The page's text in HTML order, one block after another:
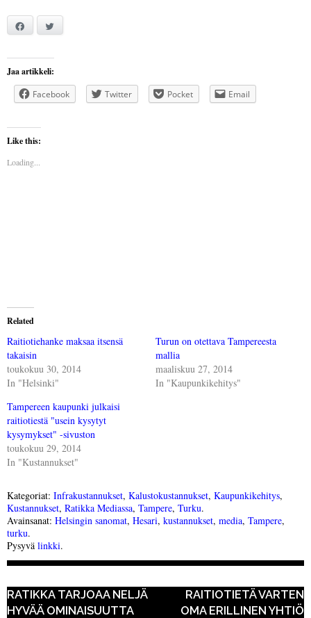
Facebook
Jaa artikkeli:
Facebook
Twitter Pocket Email
Like this:
Loading...
Related
Raitiotiehanke maksaa itsensä
takaisin
toukokuu 30, 2014
In "Helsinki"
Turun on otettava Tampereesta
mallia
maaliskuu 27, 2014
In "Kaupunkikehitys"
Tampereen kaupunki julkaisi
raitiotiestä "usein kysytyt
kysymykset" -sivuston
toukokuu 29, 2014
In "Kustannukset"
Kategoriat: Infrakustannukset, Kalustokustannukset, Kaupunkikehitys,
Kustannukset, Ratikka Mediassa, Tampere, Turku.
Avainsanat: Helsingin sanomat, Hesari, kustannukset, media, Tampere,
turku.
Pysyvä linkki.
POST NAVIGATION
RATIKKA TARJOAA NELJÄ
HYVÄÄ OMINAISUUTTA
RAITIOTIETÄ VARTEN
OMA ERILLINEN YHTIÖ